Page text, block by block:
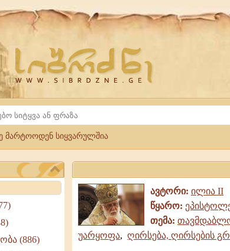
Website
Sibrdzne.ge
მარტოოდენ სიყვარულშია
(886)
ავტორი: ილია II
წყარო:
თემა:
უარყოფა, ღირსება, ღირსების